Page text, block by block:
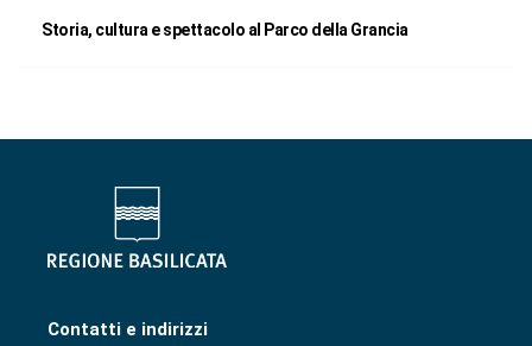
Storia, cultura e spettacolo al Parco della Grancia
Contatti e indirizzi